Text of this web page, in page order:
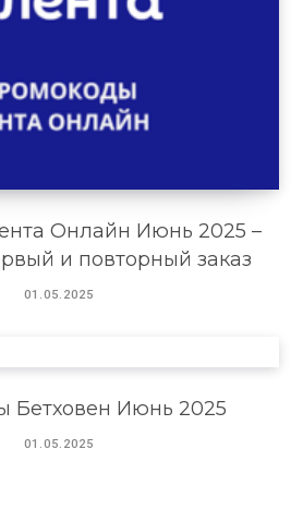
Онлайн Июнь 2025 –
и повторный заказ
01.05.2025
Бетховен Июнь 2025
01.05.2025